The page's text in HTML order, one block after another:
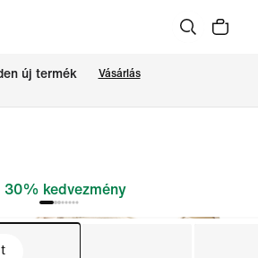
új termék Vásárlás
30% kedvezmény